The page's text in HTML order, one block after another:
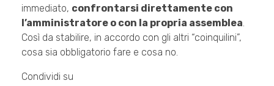
immediato, confrontarsi direttamente con
l’amministratore o con la propria assemblea
Così da stabilire, in accordo con gli altri “coinquilini”,
cosa sia obbligatorio fare e cosa no.
Condividi su